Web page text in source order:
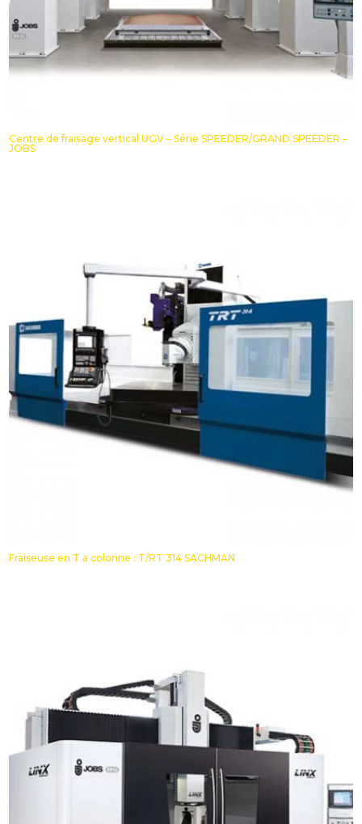
Centre de fraisage vertical UGV – Série SPEEDER/GRAND SPEEDER –
JOBS
Fraiseuse en T a colonne : T/RT 314 SACHMAN